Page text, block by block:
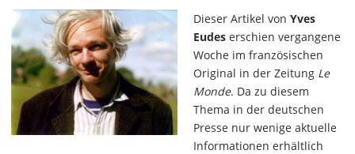
Dieser Artikel von Yves
Eudes erschien vergangene
Woche im französischen
Original in der Zeitung Le
Monde. Da zu diesem
Thema in der deutschen
Presse nur wenige aktuelle
Informationen erhältlich